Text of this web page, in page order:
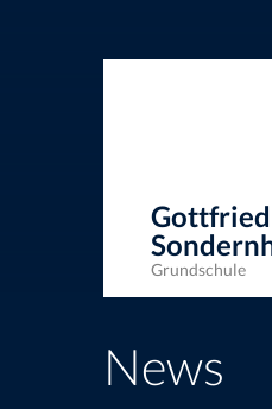
Grundschule
Gottfried-Tulla-Schule
News